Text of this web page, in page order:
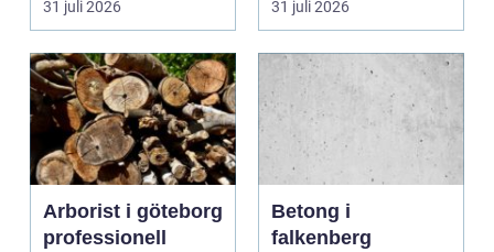
31 juli 2026
vilk...
31 juli 2026
Arborist i göteborg
professionell
Betong i
falkenberg